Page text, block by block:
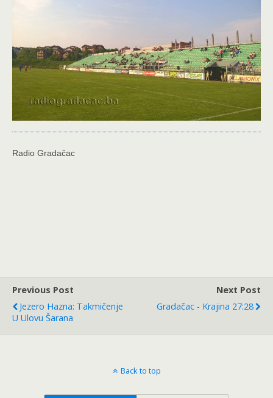
Radio Gradačac
Previous Post
Jezero Hazna: Takmičenje
U Ulovu Šarana
Next Post
Gradačac - Krajina 27:28
Back to top